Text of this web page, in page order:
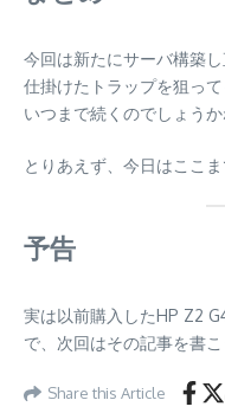
今回は新たにサーバ構築し
仕掛けたトラップを狙って
いつまで続くのでしょうか
とりあえず、今日はここ
予告
実は以前購入したHP Z2
で、次回はその記事を書こ
Share this Article